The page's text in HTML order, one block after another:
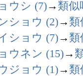
ウシ (7)→ 類似
ショウ (2)→ 類
ショウ (7)→ 類
ウネン (15)→
ジョウ (1)→ 類